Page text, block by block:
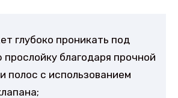
глубоко проникать под
благодаря прочной
полос с использованием